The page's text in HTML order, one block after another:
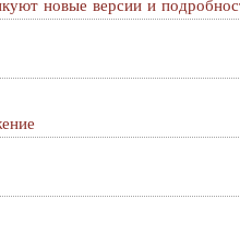
новые версии и